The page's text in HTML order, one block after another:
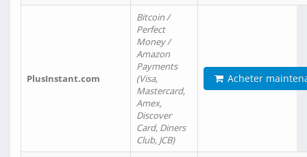
PlusInstant.com
Bitcoin /
Perfect
Money /
Amazon
Payments
(Visa,
Mastercard,
Amex,
Discover
Card, Diners
Club, JCB)
Acheter